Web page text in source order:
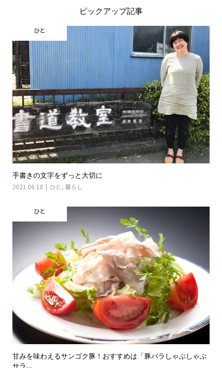
ピックアップ記事
ひと
手書きの文字をずっと大切に
2021.06.18 ひと , 暮らし
ひと
甘みを味わえるサンゴク豚！おすすめは「豚バラしゃぶしゃぶ
サラ...